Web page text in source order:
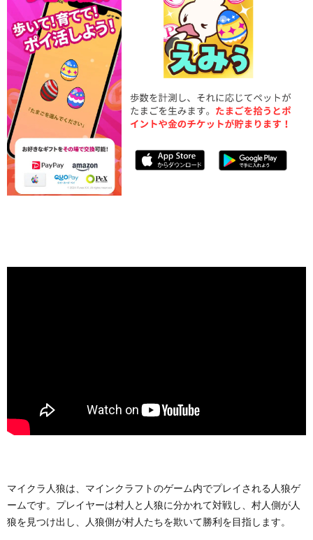
マイクラ人狼は、マインクラフトのゲーム内でプレイされる人狼ゲ
ームです。プレイヤーは村人と人狼に分かれて対戦し、村人側が人
狼を見つけ出し、人狼側が村人たちを欺いて勝利を目指します。